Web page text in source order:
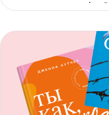
с доступом офлайн